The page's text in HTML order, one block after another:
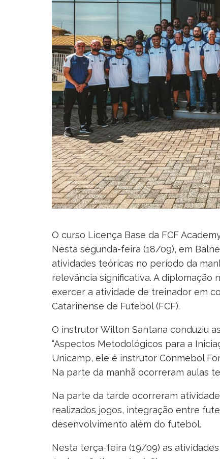
O curso Licença Base da FCF
Nesta segunda-feira (18/09), em
atividades teóricas no período da
relevância significativa. A
exercer a atividade de treinador em
Catarinense de Futebol (FCF).
O instrutor Wilton Santana conduziu
“Aspectos Metodológicos para a
Unicamp, ele é instrutor Conmebol
Na parte da manhã ocorreram aulas
Na parte da tarde ocorreram
realizados jogos, integração entre
desenvolvimento além do futebol.
Nesta terça-feira (19/09) as